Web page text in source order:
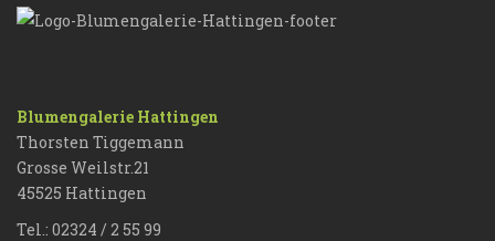
Blumengalerie Hattingen
Thorsten Tiggemann
Grosse Weilstr.21
45525 Hattingen
Tel.: 02324 / 2 55 99